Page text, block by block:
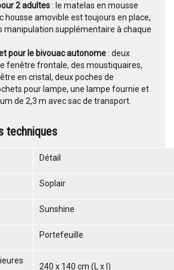
2 adultes: le matelas en mousse
housse amovible est toujours en place,
manipulation supplémentaire à chaque
pour le bivouac autonome: deux
fenêtre frontale, des moustiquaires,
en cristal, deux poches de
pour lampe, une lampe fournie et
de 2,3 m avec sac de transport.
techniques
Détail
Soplair
Sunshine
Portefeuille
240 x 140 cm (L x l)